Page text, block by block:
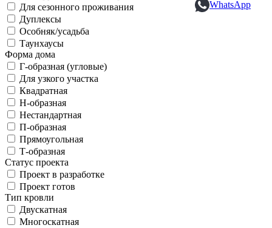
WhatsApp
Для сезонного проживания
Дуплексы
Особняк/усадьба
Таунхаусы
Форма дома
Г-образная (угловые)
Для узкого участка
Квадратная
Н-образная
Нестандартная
П-образная
Прямоугольная
Т-образная
Статус проекта
Проект в разработке
Проект готов
Тип кровли
Двускатная
Многоскатная